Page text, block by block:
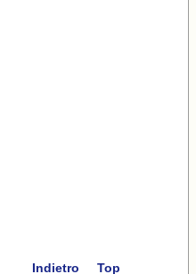
Indietro
Top